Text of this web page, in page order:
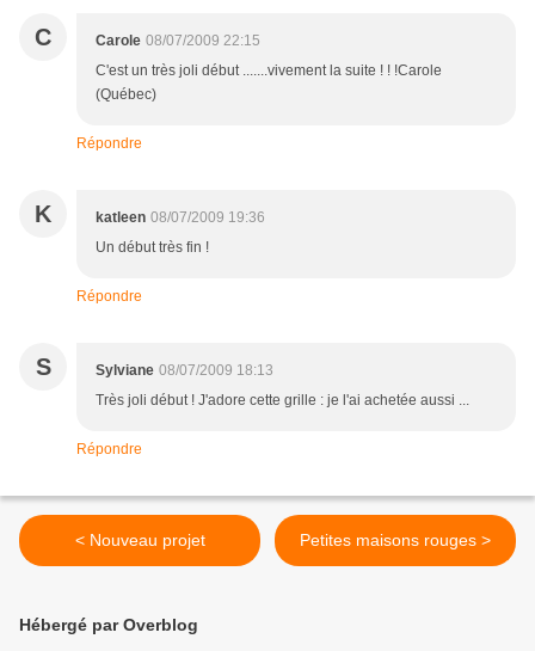
C Carole 08/07/2009 22:15
C'est un très joli début .......vivement la suite ! ! !Carole
(Québec)
Répondre
K katleen 08/07/2009 19:36
Un début très fin !
Répondre
S Sylviane 08/07/2009 18:13
Très joli début ! J'adore cette grille : je l'ai achetée aussi ...
Répondre
< Nouveau projet Petites maisons rouges >
Hébergé par Overblog